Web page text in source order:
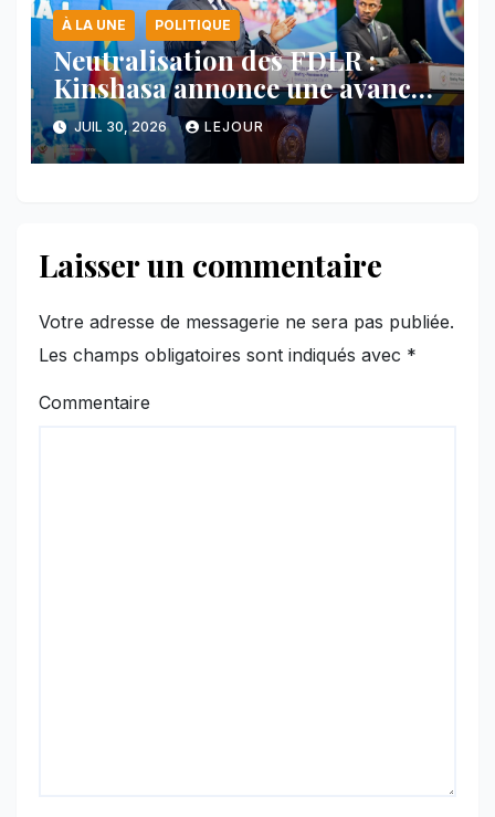
À LA UNE POLITIQUE
Neutralisation des FDLR :
Kinshasa annonce une avancée
majeure et maintient sa ligne
face au Rwanda
JUIL 30, 2026 LEJOUR
Laisser un commentaire
Votre adresse de messagerie ne sera pas publiée.
Les champs obligatoires sont indiqués avec *
Commentaire